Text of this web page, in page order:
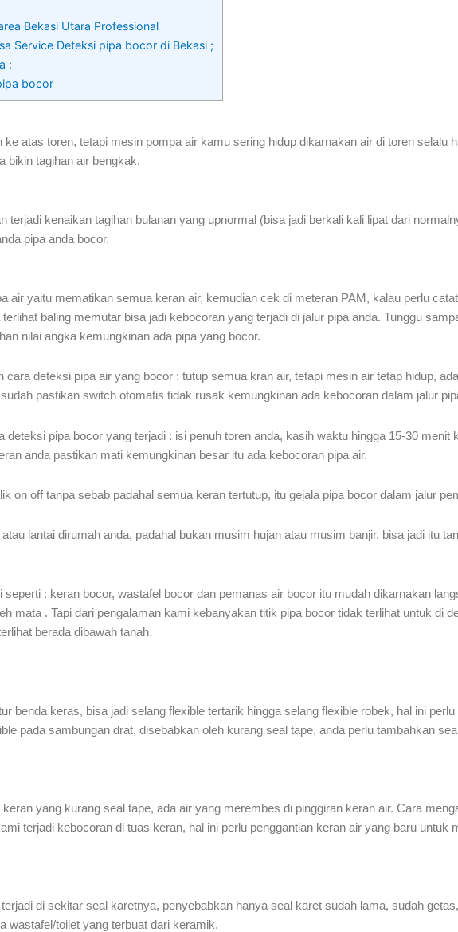
Bekasi Utara Professional
Service Deteksi pipa bocor di Bekasi ;
:
bocor
atas toren, tetapi mesin pompa air kamu sering hidup dikarnakan air di toren selalu
bikin tagihan air bengkak.
kenaikan tagihan bulanan yang upnormal (bisa jadi berkali kali lipat dari
pipa anda bocor.
air yaitu mematikan semua keran air, kemudian cek di meteran PAM, kalau perlu
baling memutar bisa jadi kebocoran yang terjadi di jalur pipa anda. Tunggu
nilai angka kemungkinan ada pipa yang bocor.
deteksi pipa air yang bocor : tutup semua kran air, tetapi mesin air tetap hidup,
pastikan switch otomatis tidak rusak kemungkinan ada kebocoran dalam jalur
deteksi pipa bocor yang terjadi : isi penuh toren anda, kasih waktu hingga 15-30 menit
anda pastikan mati kemungkinan besar itu ada kebocoran pipa air.
on off tanpa sebab padahal semua keran tertutup, itu gejala pipa bocor dalam jalur
lantai dirumah anda, padahal bukan musim hujan atau musim banjir. bisa jadi itu
: keran bocor, wastafel bocor dan pemanas air bocor itu mudah dikarnakan
mata . Tapi dari pengalaman kami kebanyakan titik pipa bocor tidak terlihat untuk di
berada dibawah tanah.
benda keras, bisa jadi selang flexible tertarik hingga selang flexible robek, hal ini
pada sambungan drat, disebabkan oleh kurang seal tape, anda perlu tambahkan
yang kurang seal tape, ada air yang merembes di pinggiran keran air. Cara
terjadi kebocoran di tuas keran, hal ini perlu penggantian keran air yang baru untuk
di sekitar seal karetnya, penyebabkan hanya seal karet sudah lama, sudah
wastafel/toilet yang terbuat dari keramik.